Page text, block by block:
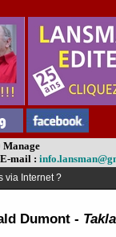
Manage
mail :
via Internet ?
Dumont -